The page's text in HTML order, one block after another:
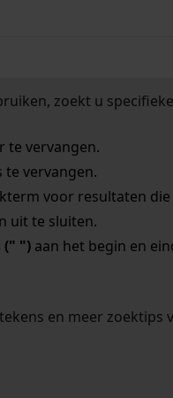
zoekt u
te vervangen.
vervangen.
voor resultaten die
uit te sluiten.
(" ")aan het begin en
en meer zoektips